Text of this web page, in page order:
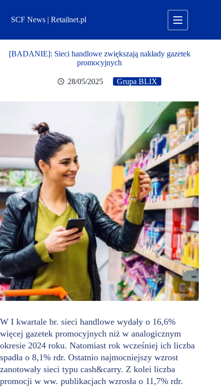
treściSCF News | Retailnet.pl
[BADANIE]: Sieci handlowe zwiększają nakłady gazetek
promocyjnych
28/05/2025 Grupa BLIX
W I kwartale br. sieci handlowe wydały o 16,6%
więcej gazetek promocyjnych niż w analogicznym
okresie 2024 roku. Natomiast rok wcześniej ich liczba
spadła o 8,1% rdr. Ostatnio najmocniejszy wzrost
zanotowały sieci typu cash&carry. Z kolei liczba
promocji w ww. publikacjach wzrosła o 11,7% rdr.